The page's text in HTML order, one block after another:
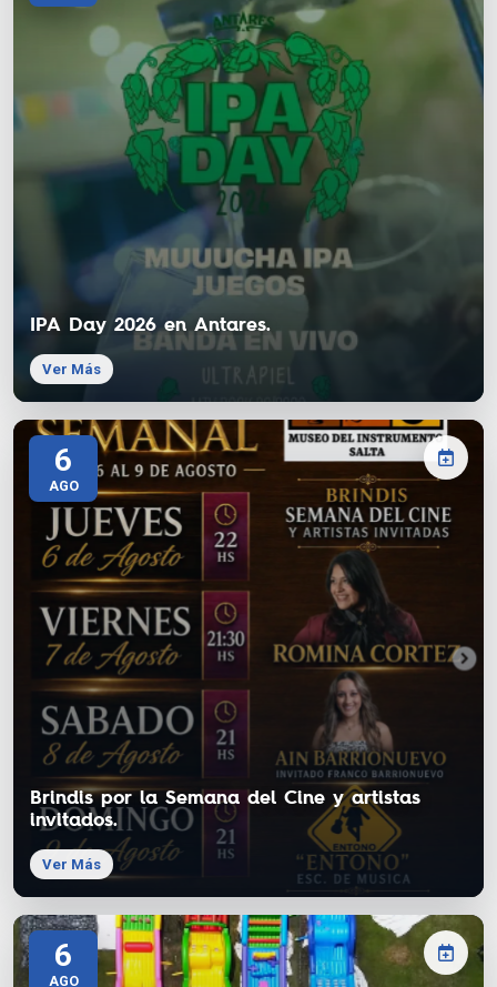
IPA Day 2026 en Antares.
Ver Más
6
AGO
Brindis por la Semana del Cine y artistas
invitados.
Ver Más
6
AGO